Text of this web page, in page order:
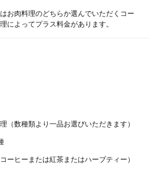
お肉料理のどちらか選んでいただくコー
によってプラス料金があります。
数種類より一品お選びいただきます）
ヒーまたは紅茶またはハーブティー）
報をシェアする